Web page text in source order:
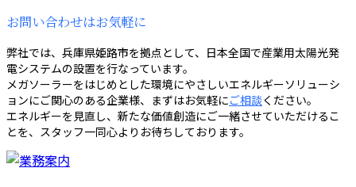
お問い合わせはお気軽に
弊社では、兵庫県姫路市を拠点として、日本全国で産業用太陽光発
電システムの設置を行なっています。
メガソーラーをはじめとした環境にやさしいエネルギーソリューシ
ョンにご関心のある企業様、まずはお気軽にご相談 ください。
エネルギーを見直し、新たな価値創造にご一緒させていただけるこ
とを、スタッフ一同心よりお待ちしております。